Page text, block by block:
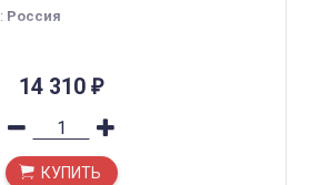
: Россия
14 310 ₽
КУПИТЬ